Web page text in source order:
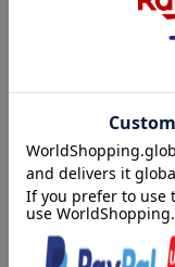
連合艦隊始まって以
一方、太平洋艦隊司
ある陽動作戦で立ち
日米空母艦隊戦。
史上最強を誇る帝国
ことができるのか!?
内容紹介（「
９隻の空母からなる
決進撃を続けていた
作戦と打ち立てたも
たため、同作戦に第